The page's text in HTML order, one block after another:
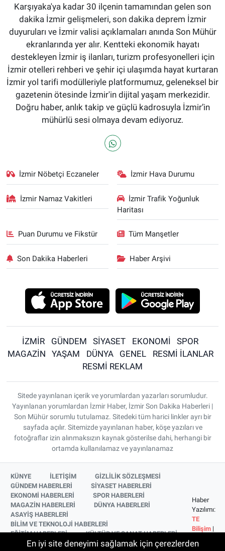
Karşıyaka'ya kadar 30 ilçenin tamamından gelen son
dakika İzmir gelişmeleri, son dakika deprem İzmir
duyuruları ve İzmir valisi açıklamaları anında Son Mühür
ekranlarında yer alır. Kentteki ekonomik hayatı
destekleyen İzmir iş ilanları, turizm profesyonelleri için
İzmir otelleri rehberi ve şehir içi ulaşımda hayat kurtaran
İzmir yol tarifi modülleriyle platformumuz, geleneksel bir
gazetenin ötesinde İzmir'in dijital yaşam merkezidir.
Doğru haber, anlık takip ve güçlü kadrosuyla İzmir’in
mühürlü sesi olmaya devam ediyoruz.
İzmir Nöbetçi Eczaneler İzmir Hava Durumu
İzmir Namaz Vakitleri
İzmir Trafik Yoğunluk
Haritası
Puan Durumu ve Fikstür Tüm Manşetler
Son Dakika Haberleri Haber Arşivi
İZMİR GÜNDEM SİYASET EKONOMİ
SPOR
MAGAZİN
YAŞAM DÜNYA GENEL
RESMİ İLANLAR
RESMİ REKLAM
Sitede yayınlanan içerik ve yorumlardan yazarları sorumludur.
Yayınlanan yorumlardan İzmir Haber, İzmir Son Dakika Haberleri |
Son Mühür sorumlu tutulamaz. Sitedeki tüm harici linkler ayrı bir
sayfada açılır. Sitemizde yayınlanan haber, köşe yazıları ve
fotoğraflar izin alınmaksızın kaynak gösterilse dahi, herhangi bir
ortamda kullanılamaz ve yayınlanamaz
KÜNYE İLETİŞİM
GİZLİLİK SÖZLEŞMESİ
GÜNDEM HABERLERİ
SİYASET HABERLERİ
EKONOMİ HABERLERİ
SPOR HABERLERİ
MAGAZİN HABERLERİ
DÜNYA HABERLERİ
ASAYİŞ HABERLERİ
BİLİM VE TEKNOLOJİ HABERLERİ
EĞİTİM HABERLERİ
KÜLTÜR VE SANAT HABERLERİ
SAĞLIK HABERLERİ
YAŞAM HABERLERİ
Haber
Yazılımı:
TE
Bilişim |
© 2026
En iyi site deneyimi sağlamak için çerezlerden